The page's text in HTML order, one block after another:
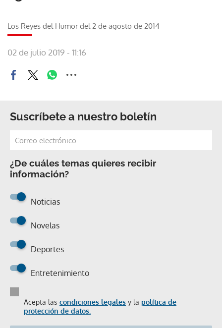
Los Reyes del Humor del 2 de agosto de 2014
02 de julio 2019 - 11:16
Suscríbete a nuestro boletín
¿De cuáles temas quieres recibir
información?
Noticias
Novelas
Deportes
Entretenimiento
Acepta las condiciones legales y la política de
protección de datos.